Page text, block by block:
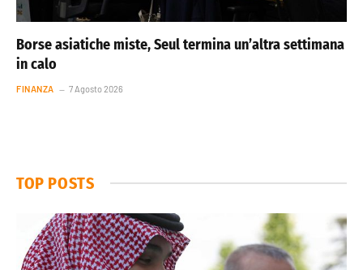
Borse asiatiche miste, Seul termina un’altra settimana
in calo
FINANZA 7 Agosto 2026
TOP POSTS